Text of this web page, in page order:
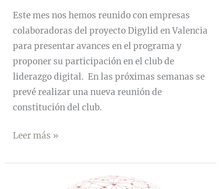
Internacional
y
Estrés
Este mes nos hemos reunido con empresas
colaboradoras del proyecto Digylid en Valencia
para presentar avances en el programa y
proponer su participación en el club de
liderazgo digital. En las próximas semanas se
prevé realizar una nueva reunión de
constitución del club.
Sesión
Club
Leer más »